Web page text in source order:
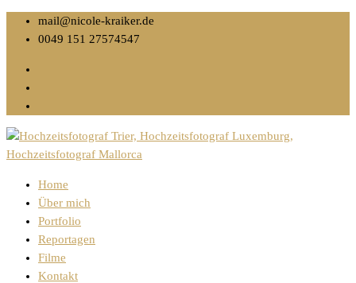
mail@nicole-kraiker.de
0049 151 27574547
Home
Über mich
Portfolio
Reportagen
Filme
Kontakt